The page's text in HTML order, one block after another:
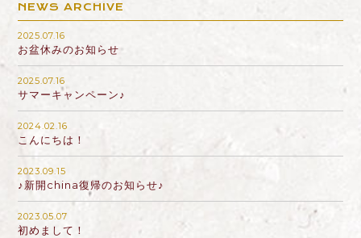
NEWS ARCHIVE
2025.07.16
お盆休みのお知らせ
2025.07.16
サマーキャンペーン♪
2024.02.16
こんにちは！
2023.09.15
♪新開china復帰のお知らせ♪
2023.05.07
初めまして！